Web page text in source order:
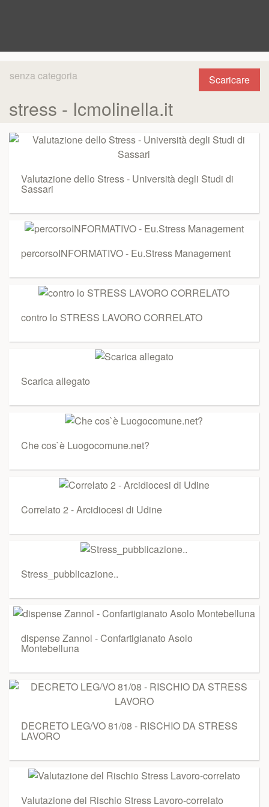
Scaricare
senza categoria
stress - Icmolinella.it
Valutazione dello Stress - Università degli Studi di
Sassari
percorsoINFORMATIVO - Eu.Stress Management
contro lo STRESS LAVORO CORRELATO
Scarica allegato
Che cos`è Luogocomune.net?
Correlato 2 - Arcidiocesi di Udine
Stress_pubblicazione..
dispense Zannol - Confartigianato Asolo
Montebelluna
DECRETO LEG/VO 81/08 - RISCHIO DA STRESS
LAVORO
Valutazione del Rischio Stress Lavoro-correlato